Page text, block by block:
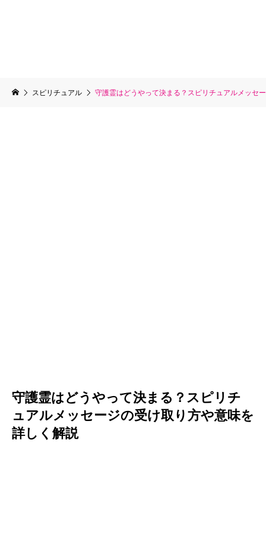
スピリチュアル 守護霊はどうやって決まる？スピリチュアルメッセ
守護霊はどうやって決まる？スピリチ
ュアルメッセージの受け取り方や意味を
詳しく解説